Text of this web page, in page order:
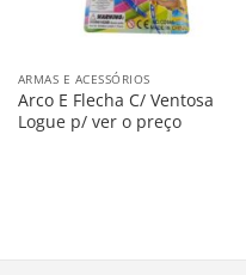
ARMAS E ACESSÓRIOS
Arco E Flecha C/ Ventosa
Logue p/ ver o preço